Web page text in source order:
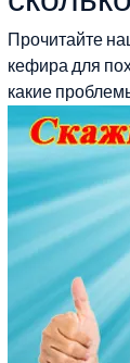
Прочитайте
кефира для
какие